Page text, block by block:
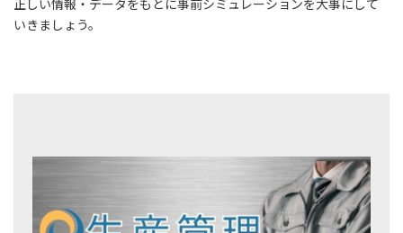
正しい情報・データをもとに事前シミュレーションを大事にして
いきましょう。